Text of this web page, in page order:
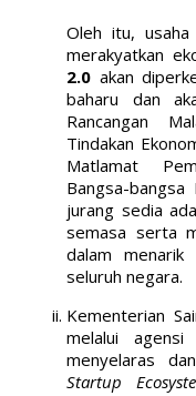
Oleh itu,
merakyatkan
2.0 akan
baharu dan
Rancangan
Tindakan
Matlamat
Bangsa-
jurang sedia
semasa serta
dalam
seluruh negara.
Kementerian
melalui agensi
menyelaras
Startup